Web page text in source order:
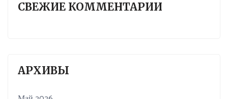
СВЕЖИЕ КОММЕНТАРИИ
АРХИВЫ